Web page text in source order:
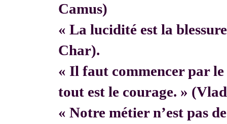
Camus)
« La lucidité est la
Char).
« Il faut commencer par le
tout est le courage. »
« Notre métier n’est pas